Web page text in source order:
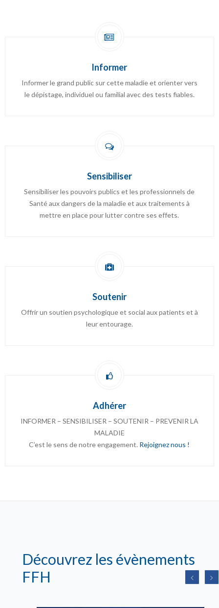
Informer
Informer le grand public sur cette maladie et orienter vers
le dépistage, individuel ou familial avec des tests fiables.
Sensibiliser
Sensibiliser les pouvoirs publics et les professionnels de
Santé aux dangers de la maladie et aux traitements à
mettre en place pour lutter contre ses effets.
Soutenir
Offrir un soutien psychologique et social aux patients et à
leur entourage.
Adhérer
INFORMER – SENSIBILISER – SOUTENIR – PREVENIR LA
MALADIE
C’est le sens de notre engagement. Rejoignez nous !
Découvrez les évènements
FFH